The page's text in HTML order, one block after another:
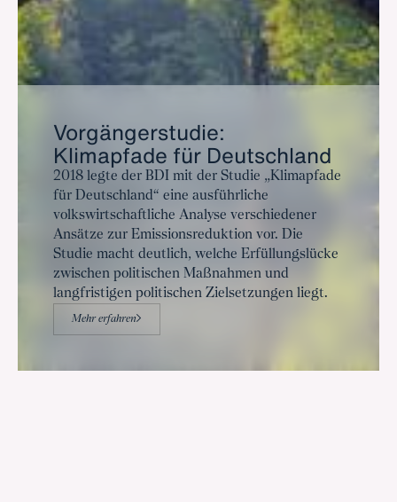
Vorgängerstudie:
Klimapfade für Deutschland
2018 legte der BDI mit der Studie „Klimapfade
für Deutschland“ eine ausführliche
volkswirtschaftliche Analyse verschiedener
Ansätze zur Emissionsreduktion vor. Die
Studie macht deutlich, welche Erfüllungslücke
zwischen politischen Maßnahmen und
langfristigen politischen Zielsetzungen liegt.
Mehr erfahren